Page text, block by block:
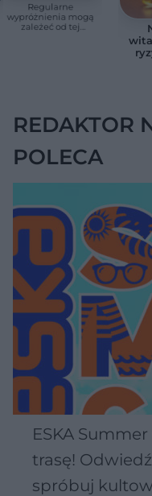
Regularne
wypróżnienia mogą
zależeć od tej
REDAKTOR
POLECA
ESKA
trasę!
spróbuj